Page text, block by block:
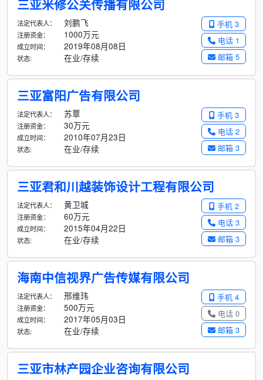
三亚米修公关传播有限公司
手机 3
电话 1
邮箱 5
法定代表人： 刘鹏飞
注册资金： 1000万元
成立时间： 2019年08月08日
状态: 在业/存续
三亚富阳广告有限公司
手机 3
电话 2
邮箱 3
法定代表人： 苏覃
注册资金： 30万元
成立时间： 2010年07月23日
状态: 在业/存续
三亚君和川越装饰设计工程有限公司
手机 2
电话 3
邮箱 3
法定代表人： 黄卫城
注册资金： 60万元
成立时间： 2015年04月22日
状态: 在业/存续
海南中信视界广告传媒有限公司
手机 4
电话 0
邮箱 3
法定代表人： 邢维玮
注册资金： 500万元
成立时间： 2017年05月03日
状态: 在业/存续
三亚市林产园企业咨询有限公司